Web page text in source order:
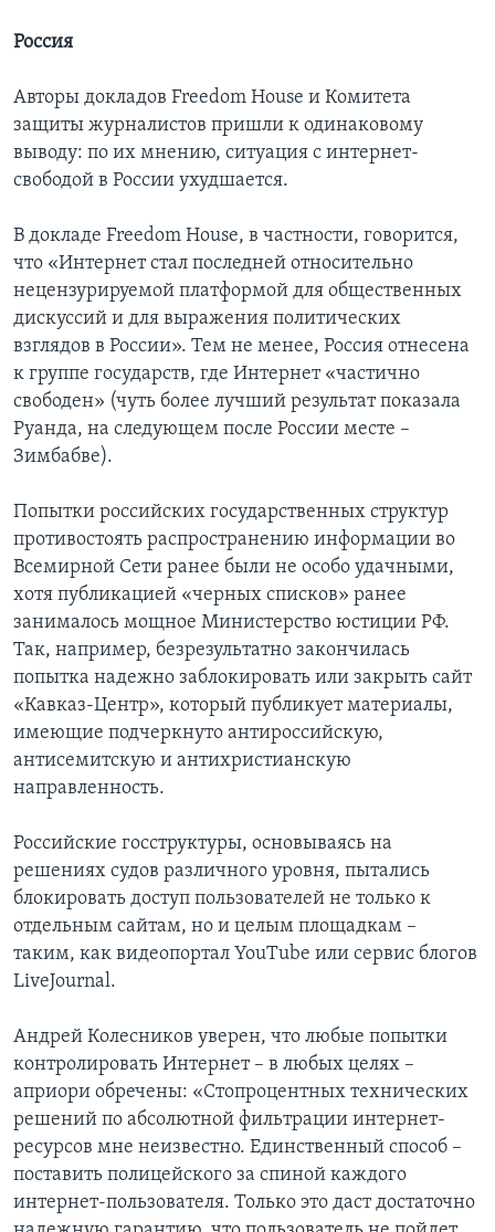
Россия
Авторы докладов Freedom House и Комитета
защиты журналистов пришли к одинаковому
выводу: по их мнению, ситуация с интернет-
свободой в России ухудшается.
В докладе Freedom House, в частности, говорится,
что «Интернет стал последней относительно
нецензурируемой платформой для общественных
дискуссий и для выражения политических
взглядов в России». Тем не менее, Россия отнесена
к группе государств, где Интернет «частично
свободен» (чуть более лучший результат показала
Руанда, на следующем после России месте –
Зимбабве).
Попытки российских государственных структур
противостоять распространению информации во
Всемирной Сети ранее были не особо удачными,
хотя публикацией «черных списков» ранее
занималось мощное Министерство юстиции РФ.
Так, например, безрезультатно закончилась
попытка надежно заблокировать или закрыть сайт
«Кавказ-Центр», который публикует материалы,
имеющие подчеркнуто антироссийскую,
антисемитскую и антихристианскую
направленность.
Российские госструктуры, основываясь на
решениях судов различного уровня, пытались
блокировать доступ пользователей не только к
отдельным сайтам, но и целым площадкам –
таким, как видеопортал YouTube или сервис блогов
LiveJournal.
Андрей Колесников уверен, что любые попытки
контролировать Интернет – в любых целях –
априори обречены: «Стопроцентных технических
решений по абсолютной фильтрации интернет-
ресурсов мне неизвестно. Единственный способ –
поставить полицейского за спиной каждого
интернет-пользователя. Только это даст достаточно